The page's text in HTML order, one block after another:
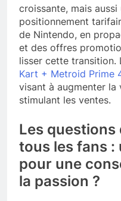
croissante, mais aussi
positionnement
de Nintendo, en
et des offres
lisser cette transition.
Kart + Metroid Prime
visant à augmenter
stimulant les ventes.
Les questions
tous les fans
pour une
la passion ?